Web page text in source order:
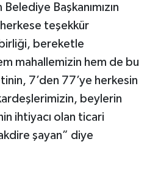
Belediye Başkanımızın
teşekkür
bereketle
mahallemizin hem de bu
7’den 77’ye herkesin
beylerin
ihtiyacı olan ticari
şayan” diye